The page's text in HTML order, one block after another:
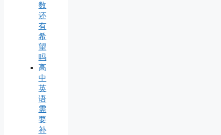
数
还
有
希
望
吗
高
中
英
语
需
要
补